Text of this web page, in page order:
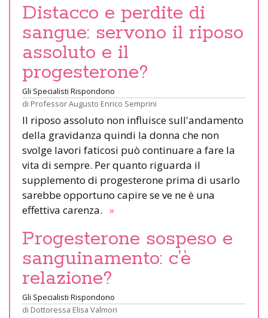
Distacco e perdite di
sangue: servono il riposo
assoluto e il
progesterone?
Gli Specialisti Rispondono
di Professor Augusto Enrico Semprini
Il riposo assoluto non influisce sull'andamento
della gravidanza quindi la donna che non
svolge lavori faticosi può continuare a fare la
vita di sempre. Per quanto riguarda il
supplemento di progesterone prima di usarlo
sarebbe opportuno capire se ve ne è una
effettiva carenza. »
Progesterone sospeso e
sanguinamento: c’è
relazione?
Gli Specialisti Rispondono
di Dottoressa Elisa Valmori